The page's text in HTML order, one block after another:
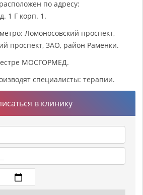
по адресу:
1 Г корп. 1.
Ломоносовский проспект,
проспект, ЗАО, район Раменки.
МОСГОРМЕД.
специалисты: терапии.
в клинику